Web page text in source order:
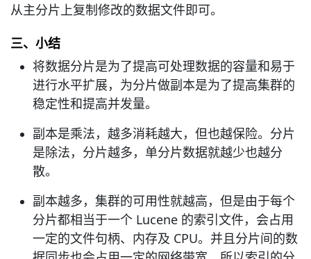
从主分片上复制修改的数据文件即可。
三、小结
将数据分片是为了提高可处理数据的容量和易于
进行水平扩展，为分片做副本是为了提高集群的
稳定性和提高并发量。
副本是乘法，越多消耗越大，但也越保险。分片
是除法，分片越多，单分片数据就越少也越分
散。
副本越多，集群的可用性就越高，但是由于每个
分片都相当于一个 Lucene 的索引文件，会占用
一定的文件句柄、内存及 CPU。并且分片间的数